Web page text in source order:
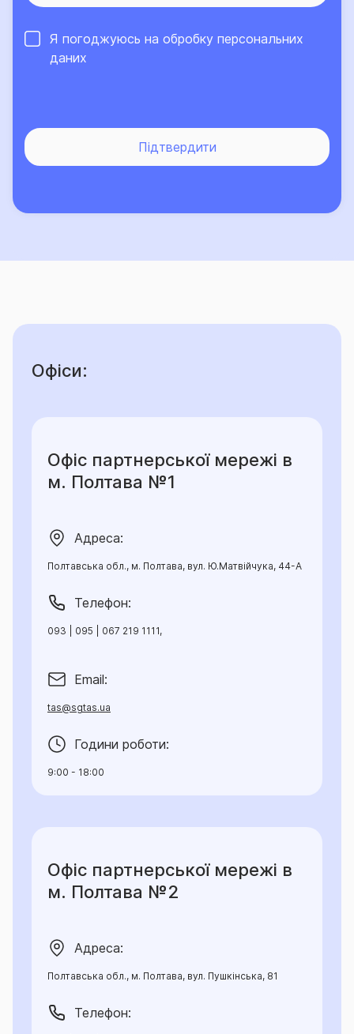
Про високий рівень сервісу та надійний страховий
захист, що його забезпечує Страхова група «ТАС»,
свідчить той факт, що кількість клієнтів компанії, які
Я погоджуюсь на обробку персональних
даних
Підтвердити
Офіси:
Офіс партнерської мережі в
м. Полтава №1
Адреса:
Полтавська обл., м. Полтава, вул. Ю.Матвійчука, 44-А
Телефон:
093 | 095 | 067 219 1111,
Email:
tas@sgtas.ua
Години роботи:
9:00 - 18:00
Офіс партнерської мережі в
м. Полтава №2
Адреса:
Полтавська обл., м. Полтава, вул. Пушкінська, 81
Телефон: